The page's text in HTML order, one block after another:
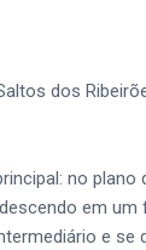
dos
no plano
em um
e se